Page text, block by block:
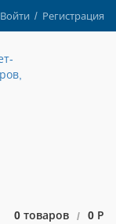
Войти / Регистрация
0 товаров / 0 Р